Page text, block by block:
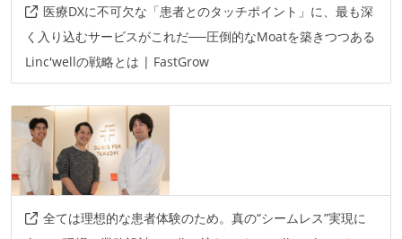
医療DXに不可欠な「患者とのタッチポイント」に、最も深
く入り込むサービスがこれだ──圧倒的なMoatを築きつつある
Linc'wellの戦略とは | FastGrow
全ては理想的な患者体験のため。真の“シームレス”実現に